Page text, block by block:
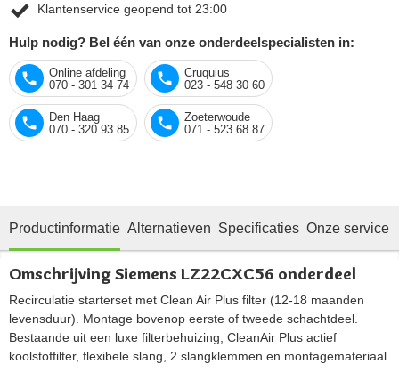
Klantenservice geopend tot 23:00
Hulp nodig? Bel één van onze onderdeelspecialisten in:
Online afdeling
070 - 301 34 74
Cruquius
023 - 548 30 60
Den Haag
070 - 320 93 85
Zoeterwoude
071 - 523 68 87
Productinformatie Alternatieven Specificaties Onze service
Omschrijving Siemens LZ22CXC56 onderdeel
Recirculatie starterset met Clean Air Plus filter (12-18 maanden
levensduur). Montage bovenop eerste of tweede schachtdeel.
Bestaande uit een luxe filterbehuizing, CleanAir Plus actief
koolstoffilter, flexibele slang, 2 slangklemmen en montagemateriaal.